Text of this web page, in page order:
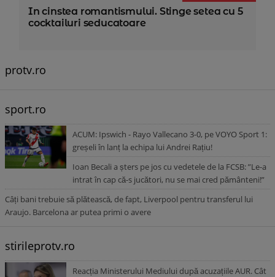
In cinstea romantismului. Stinge setea cu 5
cocktailuri seducatoare
protv.ro
sport.ro
ACUM: Ipswich - Rayo Vallecano 3-0, pe VOYO Sport 1:
greșeli în lanț la echipa lui Andrei Rațiu!
Ioan Becali a șters pe jos cu vedetele de la FCSB: ”Le-a
intrat în cap că-s jucători, nu se mai cred pământeni!”
Câți bani trebuie să plătească, de fapt, Liverpool pentru transferul lui
Araujo. Barcelona ar putea primi o avere
stirileprotv.ro
Reacția Ministerului Mediului după acuzațiile AUR. Cât